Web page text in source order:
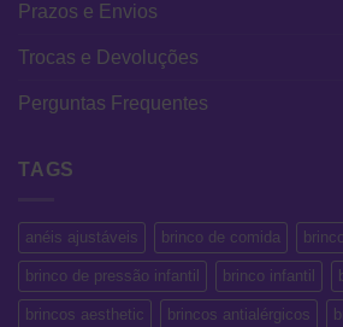
Prazos e Envios
Trocas e Devoluções
Perguntas Frequentes
TAGS
anéis ajustáveis brinco de comida
brinco de pressão infantil brinco infantil
brincos aesthetic brincos antialérgicos